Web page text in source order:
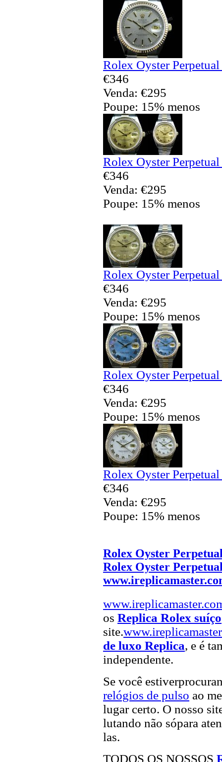
Rolex Oyster
€346
Venda: €295
Poupe: 15% menos
Rolex Oyster
€346
Venda: €295
Poupe: 15% menos
Rolex Oyster
€346
Venda: €295
Poupe: 15% menos
Rolex Oyster
€346
Venda: €295
Poupe: 15% menos
Rolex Oyster
€346
Venda: €295
Poupe: 15% menos
Rolex Oyster
Rolex Oyster
os Replica Rolex suíço
site.
de luxo Replica, e é
independente.
Se você
relógios de pulso ao
lugar certo. O nosso
lutando não sópara
las.
TODOS OS NOSSOS